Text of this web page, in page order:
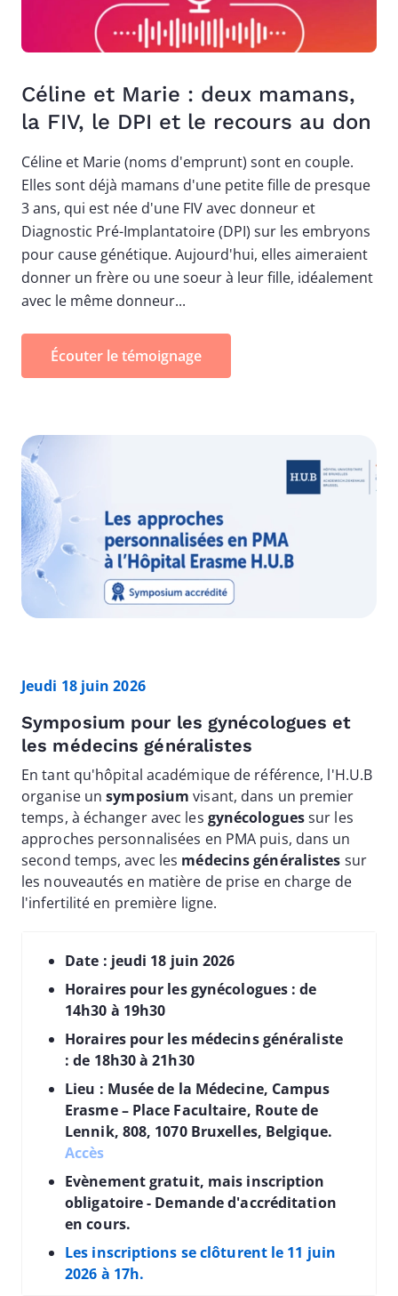
Céline et Marie : deux mamans,
la FIV, le DPI et le recours au don
Céline et Marie (noms d'emprunt) sont en couple.
Elles sont déjà mamans d'une petite fille de presque
3 ans, qui est née d'une FIV avec donneur et
Diagnostic Pré-Implantatoire (DPI) sur les embryons
pour cause génétique. Aujourd'hui, elles aimeraient
donner un frère ou une soeur à leur fille, idéalement
avec le même donneur...
Écouter le témoignage
Image
Jeudi 18 juin 2026
Symposium pour les gynécologues et
les médecins généralistes
En tant qu'hôpital académique de référence, l'H.U.B
organise unsymposium visant, dans un premier
temps, à échanger avec les gynécologuessur les
approches personnalisées en PMA puis, dans un
second temps, avec les médecins généralistes sur
les nouveautés en matière de prise en charge de
l'infertilité en première ligne.
Date : jeudi 18 juin 2026
Horaires pour les gynécologues : de
14h30 à 19h30
Horaires pour les médecins généraliste
: de 18h30 à 21h30
Lieu : Musée de la Médecine, Campus
Erasme – Place Facultaire, Route de
Lennik, 808, 1070 Bruxelles, Belgique.
Accès
Evènement gratuit, mais inscription
obligatoire - Demande d'accréditation
en cours.
Les inscriptions se clôturent le 11 juin
2026 à 17h.